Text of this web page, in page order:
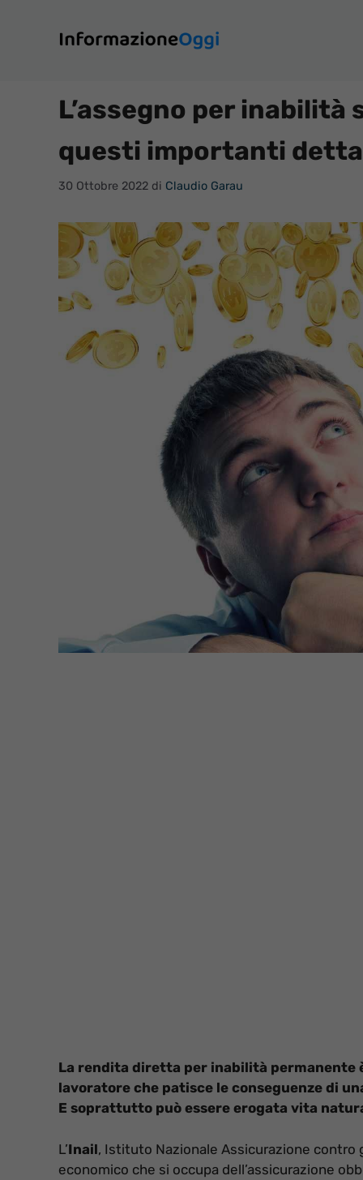
contenuto
L’assegno per inabilità
questi importanti
30 Ottobre 2022 di Claudio Garau
La rendita diretta per inabilità permanente
lavoratore che patisce le conseguenze di
E soprattutto può essere erogata vita
L’Inail, Istituto Nazionale Assicurazione
economico che si occupa dell’assicurazione